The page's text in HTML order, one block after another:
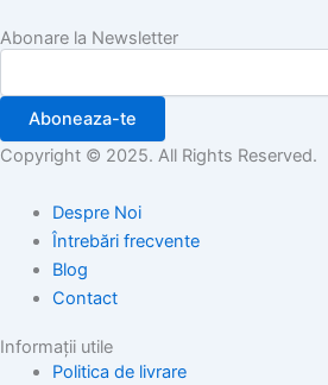
Abonare la Newsletter
Aboneaza-te
Copyright © 2025. All Rights Reserved.
Despre Noi
Întrebări frecvente
Blog
Contact
Informații utile
Politica de livrare